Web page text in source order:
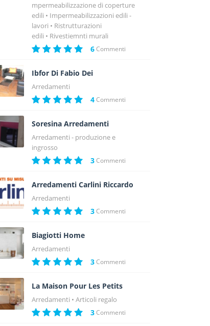
mpermeabilizzazione di coperture
edili
Impermeabilizzazioni edili -
lavori
Ristrutturazioni
edili
Rivestiemnti murali
6Commenti
Ibfor Di Fabio Dei
Arredamenti
4Commenti
Soresina Arredamenti
Arredamenti - produzione e
ingrosso
3Commenti
Arredamenti Carlini Riccardo
Arredamenti
3Commenti
Biagiotti Home
Arredamenti
3Commenti
La Maison Pour Les Petits
Arredamenti Articoli regalo
3Commenti